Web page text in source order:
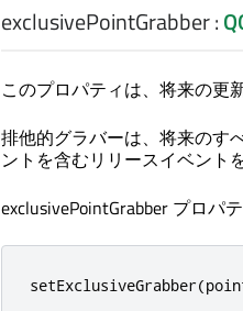
exclusivePointGrabber:
このプロパティは、将来の更
排他的グラバーは、将来のす
ントを含むリリースイベント
exclusivePointGrabber プロパ
setExclusiveGrabber(